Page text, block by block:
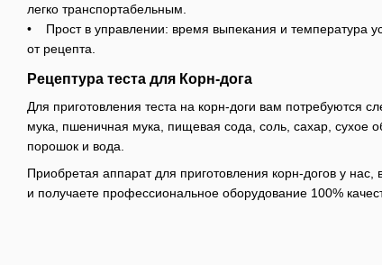
легко транспортабельным.
• Прост в управлении: время выпекания и температура
от рецепта.
Рецептура теста для Корн-дога
Для приготовления теста на корн-доги вам потребуются
мука, пшеничная мука, пищевая сода, соль, сахар, сухое
порошок и вода.
Приобретая аппарат для приготовления корн-догов у
и получаете профессиональное оборудование 100%